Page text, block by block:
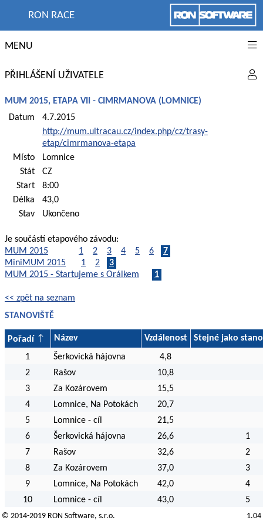
RON RACE
MENU
PŘIHLÁŠENÍ UŽIVATELE
MUM 2015, ETAPA VII - CIMRMANOVA (LOMNICE)
Datum
4.7.2015
http://mum.ultracau.cz/index.php/cz/trasy-
etap/cimrmanova-etapa
Místo
Lomnice
Stát
CZ
Start
8:00
Délka
43,0
Stav
Ukončeno
Je součástí etapového závodu:
MUM 2015
1 2 3 4 5 6
7
MiniMUM 2015
1 2
3
MUM 2015 - Startujeme s Orálkem
1
<< zpět na seznam
STANOVIŠTĚ
Pořadí Název Vzdálenost
Stejné jako
1
Šerkovická hájovna
4,8
2
Rašov
10,8
3
Za Kozárovem
15,5
4
Lomnice, Na Potokách
20,7
5
Lomnice - cíl
21,5
6
Šerkovická hájovna 26,6
1
7
Rašov 32,6
2
8
Za Kozárovem 37,0
3
9
Lomnice, Na Potokách 42,0
4
10
Lomnice - cíl 43,0 5
© 2014-2019 RON Software, s.r.o. 1.04